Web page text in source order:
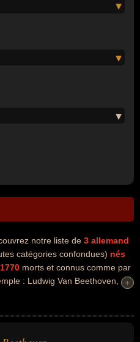
notre liste de 3 allemand
catégories confondues) nés
morts et connus comme par
: Ludwig Van Beethoven,
avoir des liens variés
également avoir été artiste,
+
+